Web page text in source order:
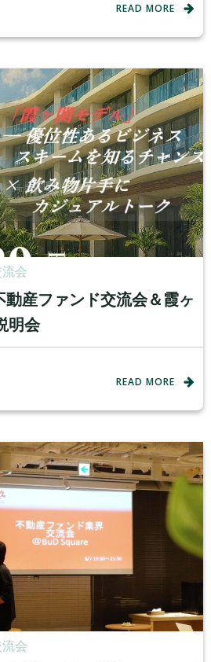
READ MORE
会
動産ファンド交流会＆霞ヶ
明会
READ MORE
会